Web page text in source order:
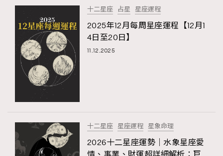
About us Collaboration Opportunity
New Media Group |
| Japan
十二星座 占星 星座運程
2025年12月每周星座運程【12月1
4日至20日】
11.12.2025
十二星座 星座運程 星象命理
2026十二星座運勢｜水象星座愛